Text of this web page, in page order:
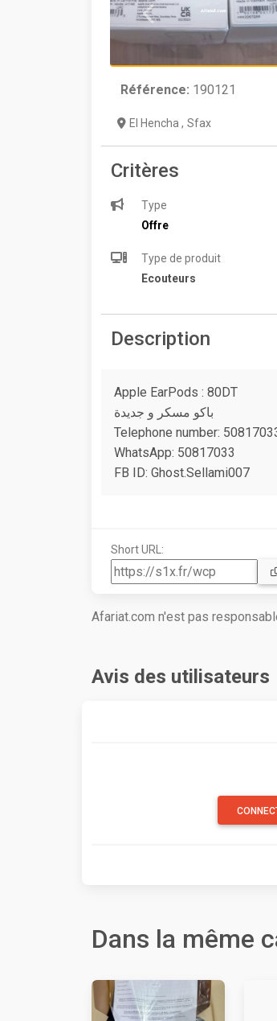
Référence: 190121
El Hencha , Sfax
Critères
Type
Offre
Type de produit
Ecouteurs
Description
Apple EarPods : 80DT
باكو مسكر و جديدة
Telephone number:
WhatsApp: 50817033
FB ID: Ghost.Sellami007
Short URL:
Afariat.com n'est pas
Avis des utilisateurs
Dans la même